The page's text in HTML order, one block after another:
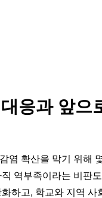
응과 앞으
염 확산을 막기 위해
역부족이라는 비판
하고, 학교와 지역 사